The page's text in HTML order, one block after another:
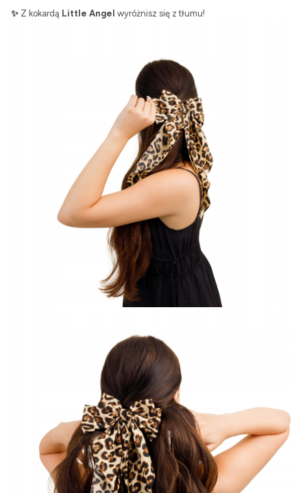
✨ Z kokardą Little Angel wyróżnisz się z tłumu!